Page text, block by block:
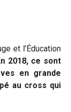
et l’Éducation
2018, ce sont
en grande
au cross qui